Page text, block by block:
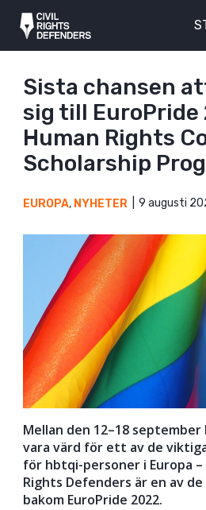
Sista chansen
sig till EuroPride
Human Rights
Scholarship
EUROPA, NYHETER 9 augusti
Mellan den 12–18
vara värd för ett av de
för hbtqi-personer i Europa –
Rights Defenders är en av
bakom EuroPride 2022.